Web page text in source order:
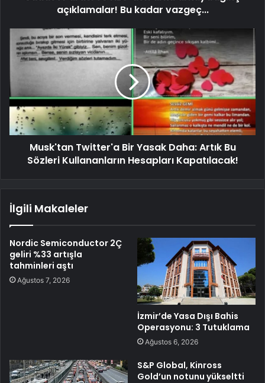
açıklamalar! Bu kadar vazgeç...
Musk'tan Twitter'a Bir Yasak Daha: Artık Bu
Sözleri Kullananların Hesapları Kapatılacak!
İlgili Makaleler
Nordic Semiconductor 2Ç
geliri %33 artışla
tahminleri aştı
Ağustos 7, 2026
İzmir’de Yasa Dışı Bahis
Operasyonu: 3 Tutuklama
Ağustos 6, 2026
S&P Global, Kinross
Gold’un notunu yükseltti